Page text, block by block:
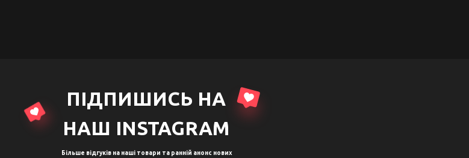
ПІДПИШИСЬ НА
НАШ ІNSTAGRAM
Більше відгуків на наші товари та ранній анонс нових